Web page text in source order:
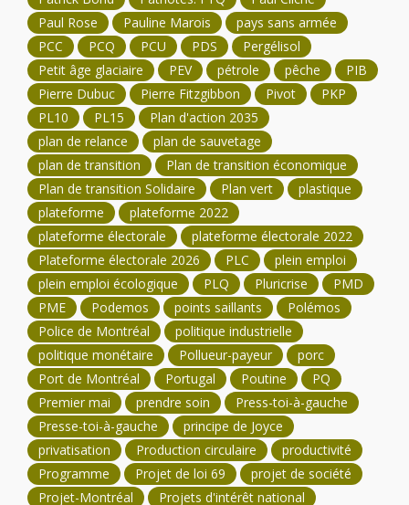
Paul Rose
Pauline Marois
pays sans armée
PCC
PCQ PCU PDS
Pergélisol
Petit âge glaciaire
PEV pétrole pêche
PIB
Pierre Dubuc
Pierre Fitzgibbon Pivot
PKP
PL10
PL15
Plan d'action 2035
plan de relance
plan de sauvetage
plan de transition
Plan de transition économique
Plan de transition Solidaire
Plan vert
plastique
plateforme
plateforme 2022
plateforme électorale
plateforme électorale 2022
Plateforme électorale 2026
PLC
plein emploi
plein emploi écologique
PLQ Pluricrise
PMD
PME
Podemos points saillants
Polémos
Police de Montréal
politique industrielle
politique monétaire
Pollueur-payeur
porc
Port de Montréal
Portugal Poutine
PQ
Premier mai
prendre soin
Press-toi-à-gauche
Presse-toi-à-gauche
principe de Joyce
privatisation
Production circulaire
productivité
Programme
Projet de loi 69
projet de société
Projet-Montréal
Projets d'intérêt national